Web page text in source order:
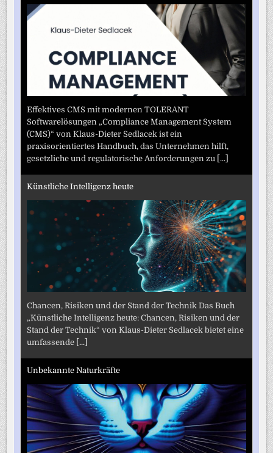
Effektives CMS mit modernen TOLERANT
Softwarelösungen „Compliance Management System
(CMS)“ von Klaus-Dieter Sedlacek ist ein
praxisorientiertes Handbuch, das Unternehmen hilft,
gesetzliche und regulatorische Anforderungen zu
[...]
Künstliche Intelligenz heute
Chancen, Risiken und der Stand der Technik Das Buch
„Künstliche Intelligenz heute: Chancen, Risiken und der
Stand der Technik“ von Klaus-Dieter Sedlacek bietet eine
umfassende [...]
Unbekannte Naturkräfte